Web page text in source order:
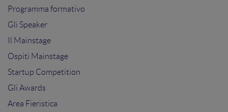
Programma formativo
Gli Speaker
Il Mainstage
Ospiti Mainstage
Startup Competition
Gli Awards
Area Fieristica